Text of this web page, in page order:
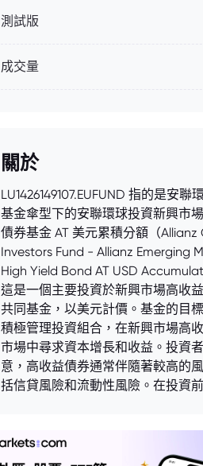
測試版
成交量
關於
LU1426149107.EUFUND 指的是安聯
基金傘型下的安聯環球投資新興市
債券基金 AT 美元累積分額（Allianz
Investors Fund - Allianz Emerging
High Yield Bond AT USD
這是一個主要投資於新興市場高收
共同基金，以美元計價。基金的目
積極管理投資組合，在新興市場高
市場中尋求資本增長和收益。投資
意，高收益債券通常伴隨著較高的
括信貸風險和流動性風險。在投資